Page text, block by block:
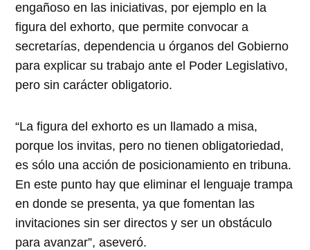
engañoso en las iniciativas, por ejemplo en la
figura del exhorto, que permite convocar a
secretarías, dependencia u órganos del Gobierno
para explicar su trabajo ante el Poder Legislativo,
pero sin carácter obligatorio.
“La figura del exhorto es un llamado a misa,
porque los invitas, pero no tienen obligatoriedad,
es sólo una acción de posicionamiento en tribuna.
En este punto hay que eliminar el lenguaje trampa
en donde se presenta, ya que fomentan las
invitaciones sin ser directos y ser un obstáculo
para avanzar”, aseveró.